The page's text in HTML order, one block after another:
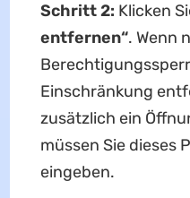
Schritt 2: Klicken
entfernen“. Wenn
Einschränkung
zusätzlich ein
müssen Sie dieses
eingeben.